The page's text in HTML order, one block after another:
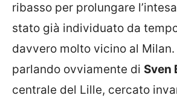
ribasso per prolungare
stato già individuato da
davvero molto vicino al
parlando ovviamente di Sven
centrale del Lille, cercato